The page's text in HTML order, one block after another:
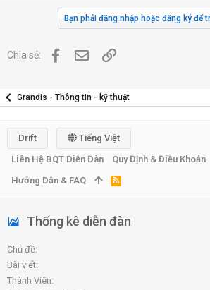
Bạn phải đăng nhập hoặc đăng ký để
Chia sẻ: FacebookĐịa chỉ Email
Link
Grandis - Thông tin - kỹ thuật
Thống kê diễn đàn
Chủ đề
Bài viết
Thành Viên
Drift
Tiếng Việt
Liên Hệ BQT Diễn Đàn
Quy Định & Điều Khoản
Hướng Dẫn & FAQ
R
S